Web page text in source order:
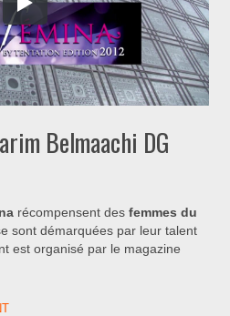
Belmaachi DG
récompensent des femmes du
sont démarquées par leur talent
est organisé par le magazine